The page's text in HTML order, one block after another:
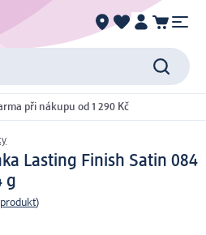
při nákupu od 1 290 Kč
Lasting Finish Satin 084
g
)